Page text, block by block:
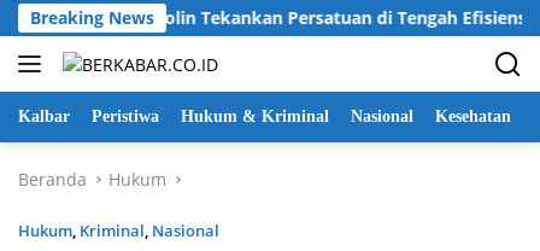
Langsung
ke
konten
Breaking News
Bendera, Karolin Tekankan Persatuan di Tengah Efisiensi
Kalbar Peristiwa Hukum & Kriminal Nasional Kesehatan
Beranda Hukum
Hukum, Kriminal, Nasional